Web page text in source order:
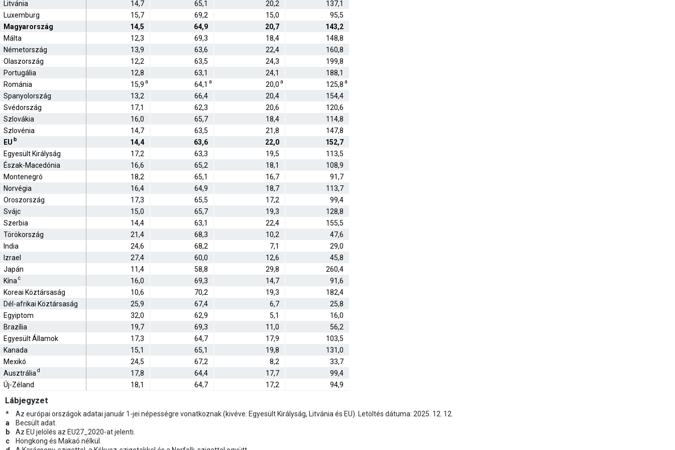
Litvánia 14,7 65,1 20,2
137,1
Luxemburg
15,7 69,2 15,0
95,5
Magyarország
14,5 64,9 20,7
143,2
Málta
12,3 69,3 18,4
148,8
Németország
13,9 63,6 22,4
160,8
Olaszország
12,2 63,5 24,3
199,8
Portugália
12,8 63,1 24,1
188,1
Románia
15,9 a 64,1 a 20,0 a 125,8 a
Spanyolország 13,2 66,4 20,4
154,4
Svédország
17,1 62,3 20,6
120,6
Szlovákia
16,0 65,7 18,4
114,8
Szlovénia
14,7 63,5 21,8
147,8
EU b 14,4 63,6 22,0
152,7
Egyesült Királyság
17,2 63,3 19,5
113,5
Észak-Macedónia
16,6 65,2 18,1
108,9
Montenegró
18,2 65,1 16,7
91,7
Norvégia
16,4 64,9 18,7
113,7
Oroszország
17,3 65,5 17,2
99,4
Svájc
15,0 65,7 19,3
128,8
Szerbia
14,4 63,1 22,4
155,5
Törökország
21,4 68,3 10,2
47,6
India
24,6 68,2 7,1
29,0
Izrael
27,4 60,0 12,6
45,8
Japán
11,4 58,8 29,8
260,4
Kína c 16,0 69,3 14,7
91,6
Koreai Köztársaság
10,6 70,2 19,3
182,4
Dél-afrikai Köztársaság
25,9 67,4 6,7
25,8
Egyiptom
32,0 62,9 5,1
16,0
Brazília
19,7 69,3 11,0
56,2
Egyesült Államok
17,3 64,7 17,9
103,5
Kanada
15,1 65,1 19,8
131,0
Mexikó
24,5 67,2 8,2
33,7
Ausztrália d 17,8 64,4 17,7
99,4
Új-Zéland
18,1 64,7 17,2 94,9
Lábjegyzet
*
Az európai országok adatai január 1-jei népességre vonatkoznak (kivéve: Egyesült Királyság, Litvánia és EU). Letöltés dátuma: 2025. 12. 12.
a
Becsült adat.
b
Az EU jelölés az EU27_2020-at jelenti.
c
Hongkong és Makaó nélkül.